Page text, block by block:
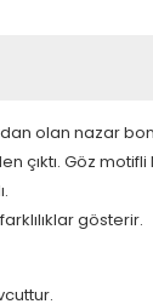
olan nazar
çıktı. Göz
gösterir.